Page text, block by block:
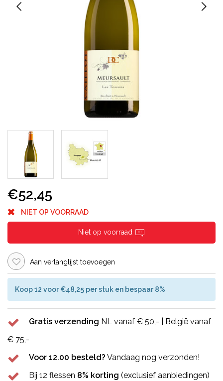
€52,45
NIET OP VOORRAAD
Niet op voorraad
Aan verlanglijst toevoegen
Koop 12 voor €48,25 per stuk en bespaar 8%
Gratis verzending NL vanaf € 50,- | België vanaf
€ 75,-
Voor 12.00 besteld? Vandaag nog verzonden!
Bij 12 flessen 8% korting (exclusief aanbiedingen)